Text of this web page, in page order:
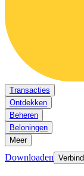
Transacties
Ontdekken
Beheren
Beloningen
Meer
Downloaden